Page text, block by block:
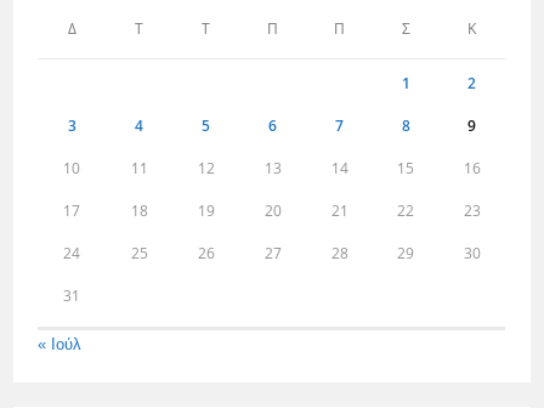
Δ Τ Τ Π Π Σ Κ
1 2
3 4 5 6 7 8 9
10 11 12 13 14 15 16
17 18 19 20 21 22 23
24 25 26 27 28 29 30
31
« Ιούλ